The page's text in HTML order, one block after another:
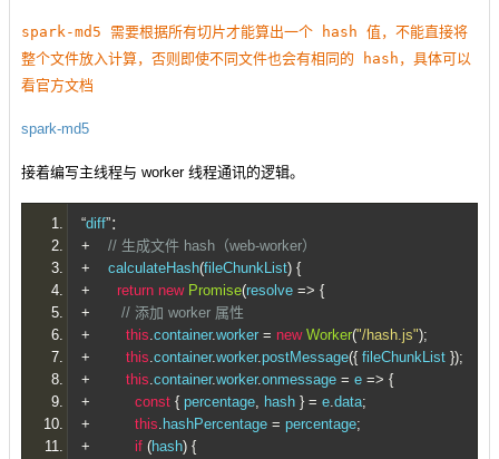
spark-md5 需要根据所有切片才能算出一个 hash 值，不能直接将
整个文件放入计算，否则即使不同文件也会有相同的 hash，具体可以
看官方文档
spark-md5
接着编写主线程与 worker 线程通讯的逻辑。
“diff”：
+
// 生成文件 hash（web-worker）
+ calculateHash(fileChunkList) {
+
return new Promise(resolve => {
+
// 添加 worker 属性
+
this.container.worker = new Worker("/hash.js");
+
this.container.worker.postMessage({ fileChunkList });
+
this.container.worker.onmessage = e => {
+
const { percentage, hash } = e.data;
+
this. hashPercentage = percentage;
+
if (hash) {